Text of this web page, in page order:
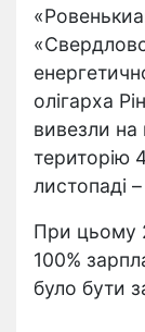
олігарха
вивезли на
територію
листопаді
При цьому
100%
було бути